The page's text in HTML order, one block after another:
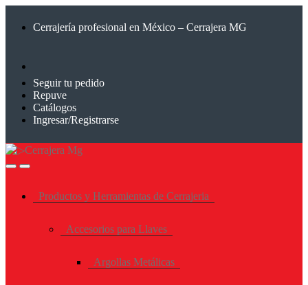
Cerrajería profesional en México – Cerrajera MG
Seguir tu pedido
Repuve
Catálogos
Ingresar/Registrarse
Productos y Herramientas de Cerrajeria
Accesorios para Llaves
Argollas Metálicas